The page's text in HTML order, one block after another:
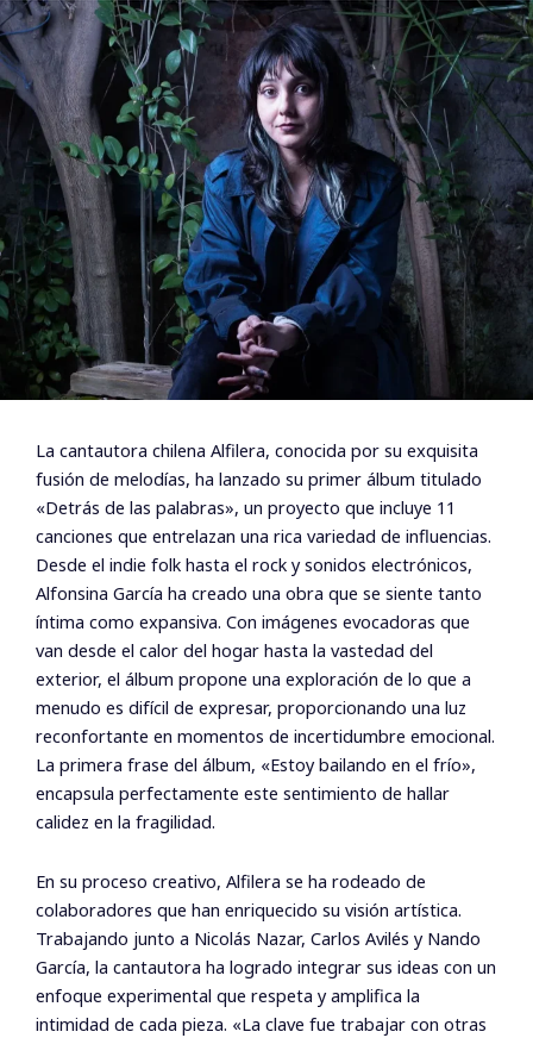
La cantautora chilena Alfilera, conocida por su exquisita
fusión de melodías, ha lanzado su primer álbum titulado
«Detrás de las palabras», un proyecto que incluye 11
canciones que entrelazan una rica variedad de influencias.
Desde el indie folk hasta el rock y sonidos electrónicos,
Alfonsina García ha creado una obra que se siente tanto
íntima como expansiva. Con imágenes evocadoras que
van desde el calor del hogar hasta la vastedad del
exterior, el álbum propone una exploración de lo que a
menudo es difícil de expresar, proporcionando una luz
reconfortante en momentos de incertidumbre emocional.
La primera frase del álbum, «Estoy bailando en el frío»,
encapsula perfectamente este sentimiento de hallar
calidez en la fragilidad.
En su proceso creativo, Alfilera se ha rodeado de
colaboradores que han enriquecido su visión artística.
Trabajando junto a Nicolás Nazar, Carlos Avilés y Nando
García, la cantautora ha logrado integrar sus ideas con un
enfoque experimental que respeta y amplifica la
intimidad de cada pieza. «La clave fue trabajar con otras